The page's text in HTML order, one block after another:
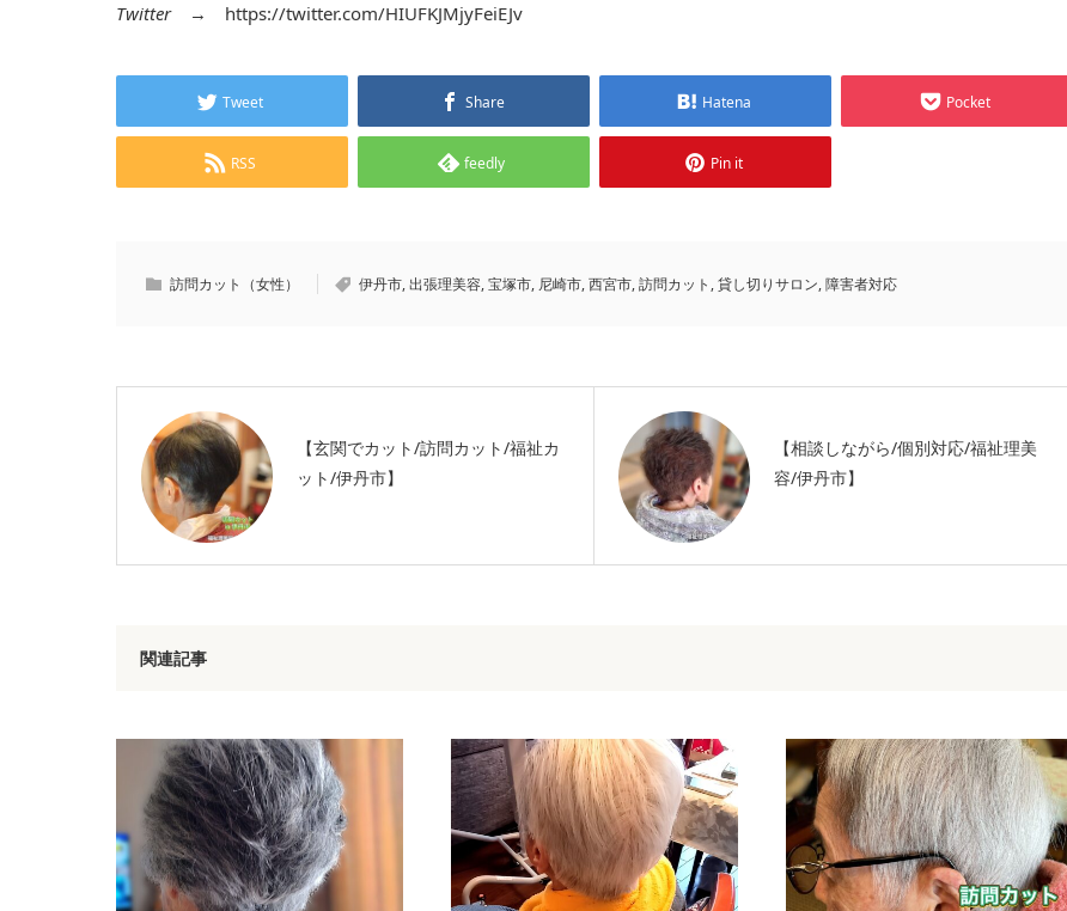
Twitter→ https://twitter.com/HIUFKJMjyFeiEJv
Tweet Share Hatena Pocket
RSS feedly Pin it
訪問カット（女性） 伊丹市,出張理美容,宝塚市, 尼崎市,西宮市,訪問カット ,貸し切りサロン,障害者対応
【玄関でカット/訪問カット/福祉カ
ット/伊丹市】
【相談しながら/個別対応/福祉理美
容/伊丹市】
関連記事